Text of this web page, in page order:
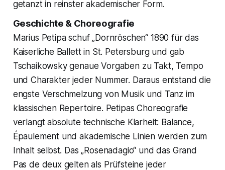
getanzt in reinster akademischer Form.
Geschichte & Choreografie
Marius Petipa schuf „Dornröschen“ 1890 für das
Kaiserliche Ballett in St. Petersburg und gab
Tschaikowsky genaue Vorgaben zu Takt, Tempo
und Charakter jeder Nummer. Daraus entstand die
engste Verschmelzung von Musik und Tanz im
klassischen Repertoire. Petipas Choreografie
verlangt absolute technische Klarheit: Balance,
Épaulement und akademische Linien werden zum
Inhalt selbst. Das „Rosenadagio“ und das Grand
Pas de deux gelten als Prüfsteine jeder